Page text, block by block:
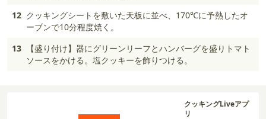
12 クッキングシートを敷いた天板に並べ、170℃に予熱したオ
ーブンで10分程度焼く。
13
【盛り付け】器にグリーンリーフとハンバーグを盛りトマト
ソースをかける。塩クッキーを飾りつける。
クッキングLiveアプ
リ